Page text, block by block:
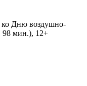
ко Дню воздушно-
98 мин.), 12+